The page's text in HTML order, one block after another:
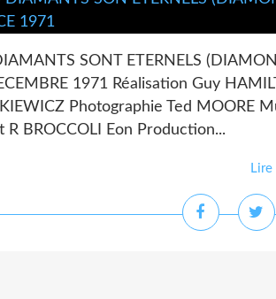
SONT ETERNELS
1971 Réalisation Guy
Photographie Ted MOORE
R BROCCOLI Eon Production...